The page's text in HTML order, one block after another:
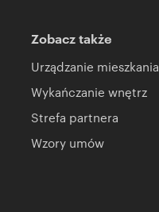
Zobacz także
Urządzanie mieszkania
Wykańczanie wnętrz
Strefa partnera
Wzory umów